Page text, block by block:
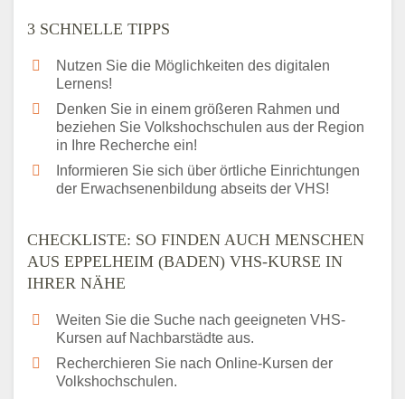
3 SCHNELLE TIPPS
Nutzen Sie die Möglichkeiten des digitalen
Lernens!
Denken Sie in einem größeren Rahmen und
beziehen Sie Volkshochschulen aus der Region
in Ihre Recherche ein!
Informieren Sie sich über örtliche Einrichtungen
der Erwachsenenbildung abseits der VHS!
CHECKLISTE: SO FINDEN AUCH MENSCHEN
AUS EPPELHEIM (BADEN) VHS-KURSE IN
IHRER NÄHE
Weiten Sie die Suche nach geeigneten VHS-
Kursen auf Nachbarstädte aus.
Recherchieren Sie nach Online-Kursen der
Volkshochschulen.